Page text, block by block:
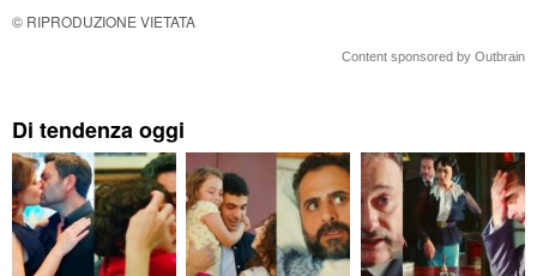
© RIPRODUZIONE VIETATA
Content sponsored by Outbrain
Di tendenza oggi